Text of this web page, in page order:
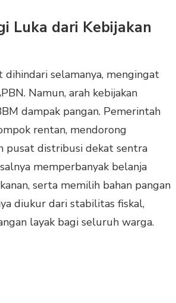
Luka dari Kebijakan
selamanya, mengingat
Namun, arah kebijakan
dampak pangan. Pemerintah
rentan, mendorong
pusat distribusi dekat sentra
memperbanyak belanja
serta memilih bahan pangan
diukur dari stabilitas fiskal,
layak bagi seluruh warga.